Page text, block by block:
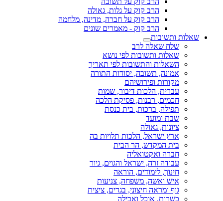
הרב קוק על גלות, גאולה
הרב קוק על חברה, מדינה, מלחמה
הרב קוק - מאמרים שונים
שאלות ותשובות
שלח שאלה לרב
שאלות ותשובות לפי נושא
השאלות והתשובות לפי תאריך
אמונה, תשובה, יסודות התורה
מקורות ופירושיהם
עברית, הלכות דיבור, שמות
חכמים, רבנות, פסיקת הלכה
תפילה, ברכות, בית כנסת
שבת ומועד
ציונות, גאולה
ארץ ישראל, הלכות תלויות בה
בית המקדש, הר הבית
חברה ואקטואליה
עבודה זרה, ישראל והגוים, גיור
חינוך, לימודים, הוראה
איש ואשה, משפחה, צניעות
גוף ומראה חיצוני, בגדים, ציצית
כשרות, אוכל ואכילה